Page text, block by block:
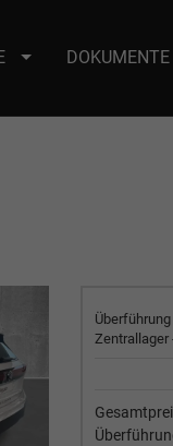
:
DOKUMENTE
Zentrallager